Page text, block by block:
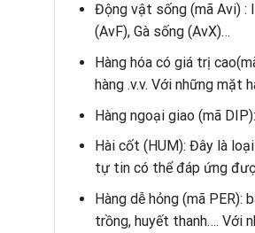
Động vật sống (mã Avi) :
(AvF), Gà sống (AvX)…
Hàng hóa có giá trị
hàng .v.v. Với những mặt
Hàng ngoại giao (mã
Hài cốt (HUM): Đây là
tự tin có thể đáp ứng
Hàng dễ hỏng (mã
trồng, huyết thanh…. Với